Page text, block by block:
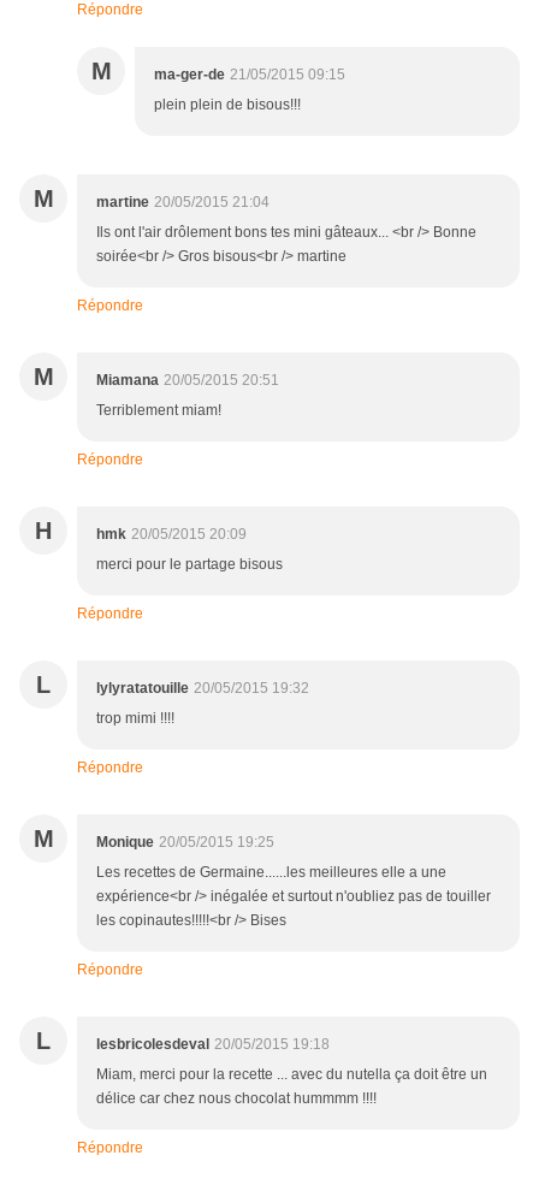
Répondre
M ma-ger-de 21/05/2015 09:15
plein plein de bisous!!!
M martine 20/05/2015 21:04
Ils ont l'air drôlement bons tes mini gâteaux... <br /> Bonne
soirée<br /> Gros bisous<br /> martine
Répondre
M Miamana 20/05/2015 20:51
Terriblement miam!
Répondre
H hmk 20/05/2015 20:09
merci pour le partage bisous
Répondre
L lylyratatouille 20/05/2015 19:32
trop mimi !!!!
Répondre
M Monique 20/05/2015 19:25
Les recettes de Germaine......les meilleures elle a une
expérience<br /> inégalée et surtout n'oubliez pas de touiller
les copinautes!!!!!<br /> Bises
Répondre
L lesbricolesdeval 20/05/2015 19:18
Miam, merci pour la recette ... avec du nutella ça doit être un
délice car chez nous chocolat hummmm !!!!
Répondre